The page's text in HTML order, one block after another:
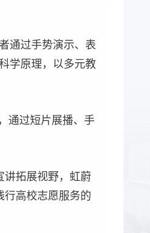
通过手势演示、表
学原理，以多元教
通过短片展播、手
讲拓展视野，虹蔚
行高校志愿服务的